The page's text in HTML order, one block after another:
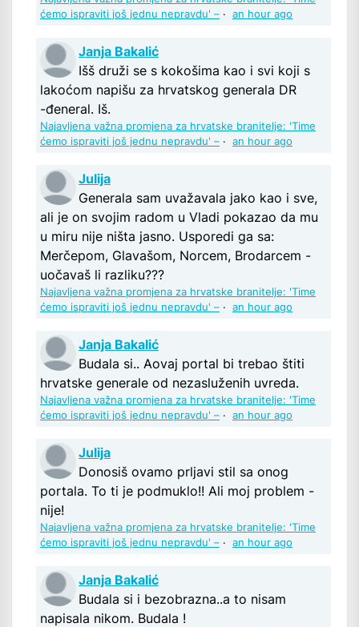
ćemo ispraviti još jednu nepravdu' – · an hour ago
Janja Bakalić
Išš druži se s kokošima kao i svi koji s
lakoćom napišu za hrvatskog generala DR
-đeneral. Iš.
Najavljena važna promjena za hrvatske branitelje: 'Time
ćemo ispraviti još jednu nepravdu' – · an hour ago
Julija
Generala sam uvažavala jako kao i sve,
ali je on svojim radom u Vladi pokazao da mu
u miru nije ništa jasno. Usporedi ga sa:
Merčepom, Glavašom, Norcem, Brodarcem -
uočavaš li razliku???
Najavljena važna promjena za hrvatske branitelje: 'Time
ćemo ispraviti još jednu nepravdu' – · an hour ago
Janja Bakalić
Budala si.. Aovaj portal bi trebao štiti
hrvatske generale od nezasluženih uvreda.
Najavljena važna promjena za hrvatske branitelje: 'Time
ćemo ispraviti još jednu nepravdu' – · an hour ago
Julija
Donosiš ovamo prljavi stil sa onog
portala. To ti je podmuklo!! Ali moj problem -
nije!
Najavljena važna promjena za hrvatske branitelje: 'Time
ćemo ispraviti još jednu nepravdu' – · an hour ago
Janja Bakalić
Budala si i bezobrazna..a to nisam
napisala nikom. Budala !